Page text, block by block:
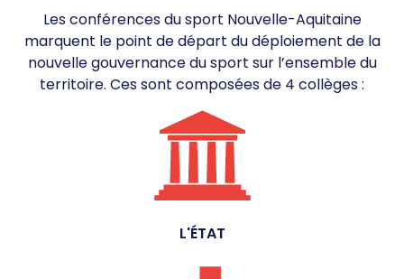
Les conférences du sport Nouvelle-Aquitaine
marquent le point de départ du déploiement de la
nouvelle gouvernance du sport sur l’ensemble du
territoire. Ces sont composées de 4 collèges :
L'ÉTAT